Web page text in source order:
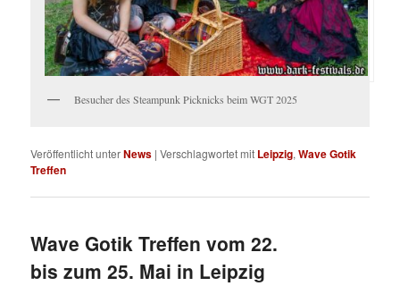
Besucher des Steampunk Picknicks beim WGT 2025
Veröffentlicht unterNews |Verschlagwortet mit Leipzig,Wave Gotik
Treffen
Wave Gotik Treffen vom 22.
bis zum 25. Mai in Leipzig